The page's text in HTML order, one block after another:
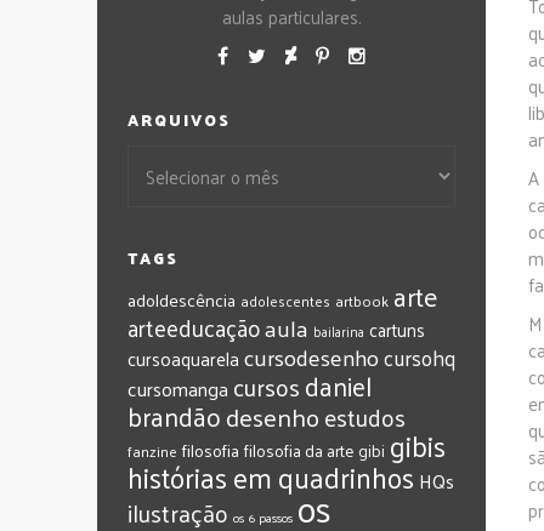
aulas particulares.
ARQUIVOS
TAGS
adoldescência adolescentes artbook arte
arteeducaçãoaula bailarina cartuns
cursoaquarelacursodesenhocursohq
cursomanga cursosdaniel
brandãodesenhoestudos
fanzine filosofia filosofia da arte gibi gibis
histórias em quadrinhos HQs
ilustração os 6 passos os